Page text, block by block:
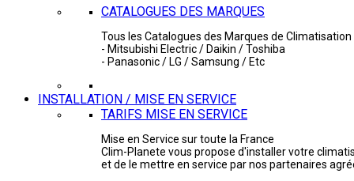
CATALOGUES DES MARQUES
Tous les Catalogues des Marques de Climatisation
- Mitsubishi Electric / Daikin / Toshiba
- Panasonic / LG / Samsung / Etc
INSTALLATION / MISE EN SERVICE
TARIFS MISE EN SERVICE
Mise en Service sur toute la France
Clim-Planete vous propose d'installer votre
et de le mettre en service par nos partenaires